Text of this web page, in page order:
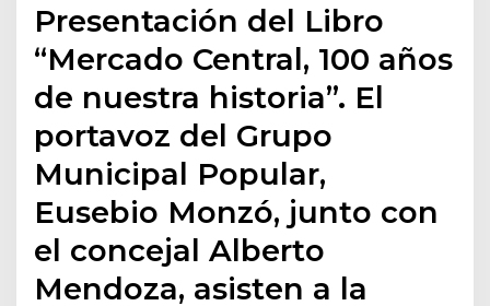
Presentación del Libro
“Mercado Central, 100 años
de nuestra historia”. El
portavoz del Grupo
Municipal Popular,
Eusebio Monzó, junto con
el concejal Alberto
Mendoza, asisten a la